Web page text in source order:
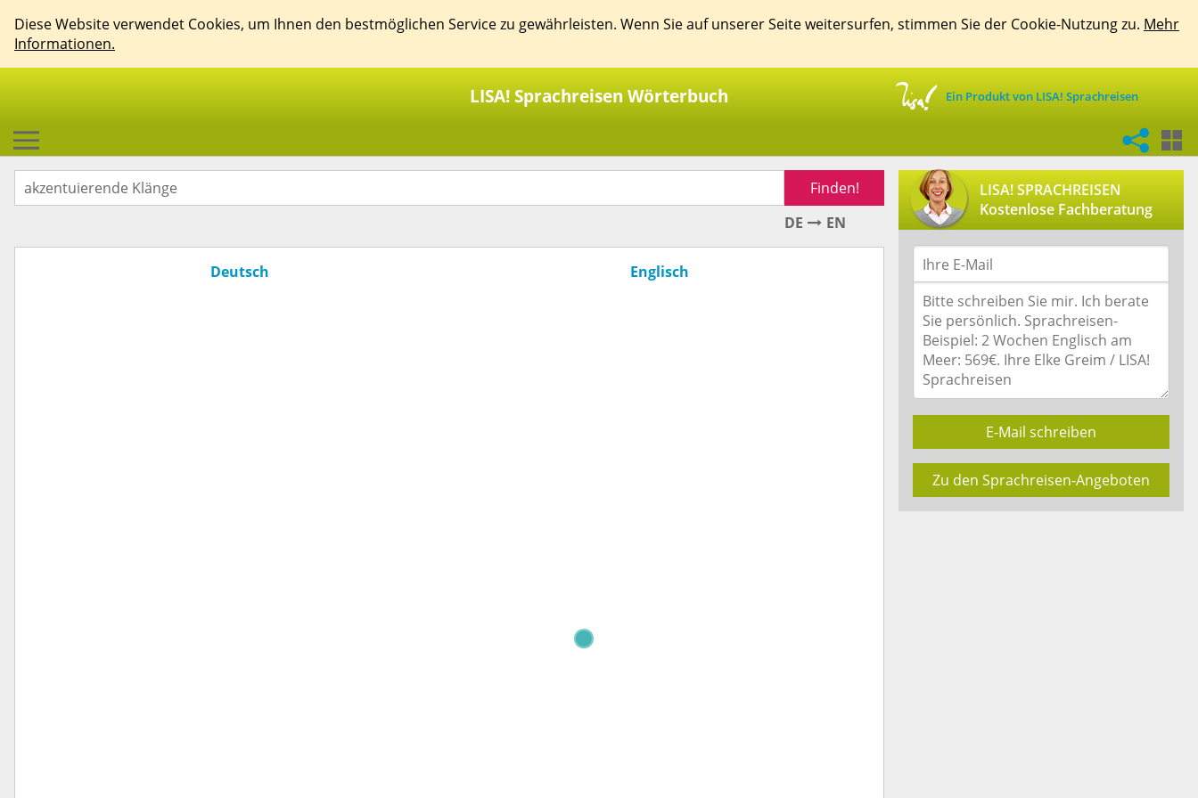
Diese Website verwendet Cookies, um Ihnen den bestmöglichen Service zu gewährleisten. Wenn Sie auf unserer Seite weitersurfen, stimmen Sie der Cookie-Nutzung zu. Mehr
Informationen.
LISA! Sprachreisen Wörterbuch Ein Produkt von LISA! Sprachreisen
Finden!
DE
EN
Deutsch Englisch
LISA! SPRACHREISEN
Kostenlose Fachberatung
E-Mail schreiben
Zu den Sprachreisen-Angeboten